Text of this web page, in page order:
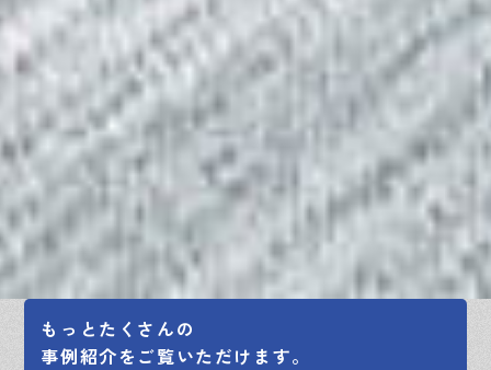
もっとたくさんの
事例紹介をご覧いただけます。